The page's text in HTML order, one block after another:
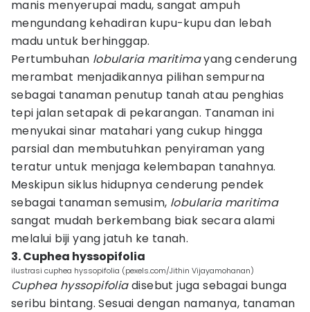
manis menyerupai madu, sangat ampuh
mengundang kehadiran kupu-kupu dan lebah
madu untuk berhinggap.
Pertumbuhan lobularia maritimayang cenderung
merambat menjadikannya pilihan sempurna
sebagai tanaman penutup tanah atau penghias
tepi jalan setapak di pekarangan. Tanaman ini
menyukai sinar matahari yang cukup hingga
parsial dan membutuhkan penyiraman yang
teratur untuk menjaga kelembapan tanahnya.
Meskipun siklus hidupnya cenderung pendek
sebagai tanaman semusim, lobularia maritima
sangat mudah berkembang biak secara alami
melalui biji yang jatuh ke tanah.
3. Cuphea hyssopifolia
ilustrasi cuphea hyssopifolia (pexels.com/Jithin Vijayamohanan)
Cuphea hyssopifoliadisebut juga sebagai bunga
seribu bintang. Sesuai dengan namanya, tanaman